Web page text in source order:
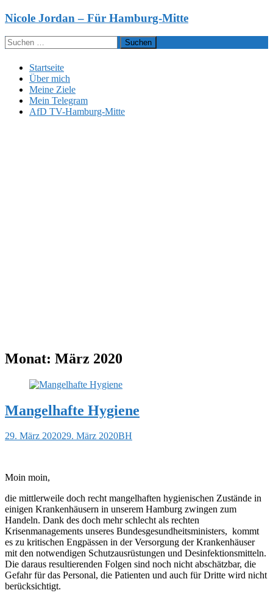
Zum
springen
Nicole Jordan – Für Hamburg-Mitte
Suchen
nach:
Startseite
Über mich
Meine Ziele
Mein Telegram
AfD TV-Hamburg-Mitte
Monat: März 2020
Mangelhafte Hygiene
29. März 202029. März 2020BH
Moin moin,
die mittlerweile doch recht mangelhaften hygienischen Zustände in
einigen Krankenhäusern in unserem Hamburg zwingen zum
Handeln. Dank des doch mehr schlecht als rechten
Krisenmanagements unseres Bundesgesundheitsministers, kommt
es zu kritischen Engpässen in der Versorgung der Krankenhäuser
mit den notwendigen Schutzausrüstungen und Desinfektionsmitteln.
Die daraus resultierenden Folgen sind noch nicht abschätzbar, die
Gefahr für das Personal, die Patienten und auch für Dritte wird nicht
berücksichtigt.